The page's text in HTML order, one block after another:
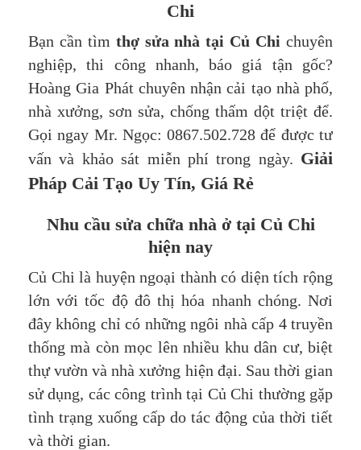
Chi
Bạn cần tìm thợ sửa nhà tại Củ Chi chuyên
nghiệp, thi công nhanh, báo giá tận gốc?
Hoàng Gia Phát chuyên nhận cải tạo nhà phố,
nhà xưởng, sơn sửa, chống thấm dột triệt để.
Gọi ngay Mr. Ngọc: 0867.502.728 để được tư
vấn và khảo sát miễn phí trong ngày. Giải
Pháp Cải Tạo Uy Tín, Giá Rẻ
Nhu cầu sửa chữa nhà ở tại Củ Chi
hiện nay
Củ Chi là huyện ngoại thành có diện tích rộng
lớn với tốc độ đô thị hóa nhanh chóng. Nơi
đây không chỉ có những ngôi nhà cấp 4 truyền
thống mà còn mọc lên nhiều khu dân cư, biệt
thự vườn và nhà xưởng hiện đại. Sau thời gian
sử dụng, các công trình tại Củ Chi thường gặp
tình trạng xuống cấp do tác động của thời tiết
và thời gian.